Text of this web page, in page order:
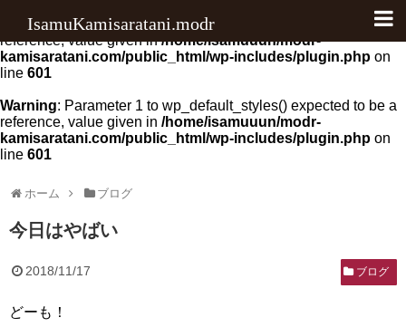
Warning: Parameter 1 to wp_default_scripts() expected to be a
reference, value given in/home/isamuuun/modr-
kamisaratani.com/public_html/wp-includes/plugin.php on
line 601
Warning: Parameter 1 to wp_default_styles() expected to be a
reference, value given in /home/isamuuun/modr-
kamisaratani.com/public_html/wp-includes/plugin.php on
line 601
IsamuKamisaratani.modr
ホーム ブログ
今日はやばい
2018/11/17 ブログ
どーも！
料金
アクセス
クチコミ